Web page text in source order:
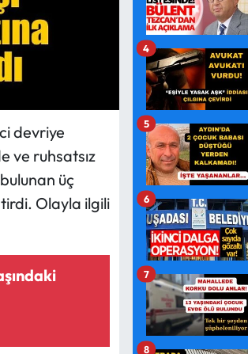
devriye
ve ruhsatsız
üç
Olayla ilgili
4
5
6
7
8